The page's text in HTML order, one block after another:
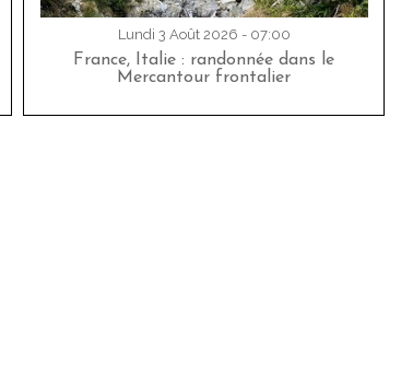
Lundi 3 Août 2026 - 07:00
France, Italie : randonnée dans le
Mercantour frontalier